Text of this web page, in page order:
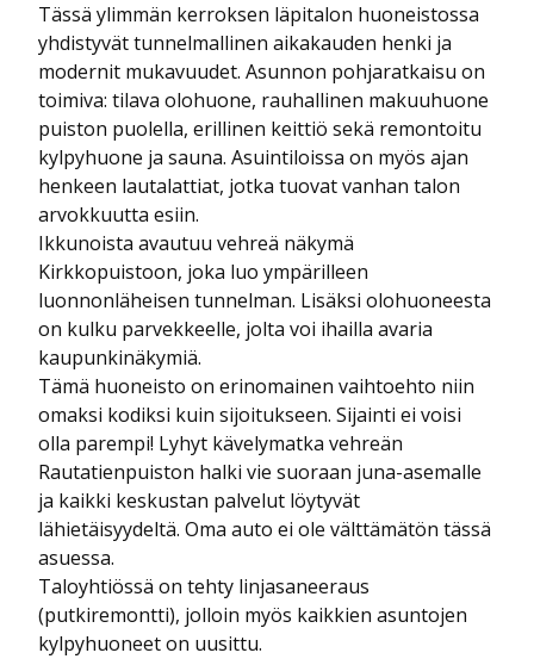
Tässä ylimmän kerroksen läpitalon huoneistossa
yhdistyvät tunnelmallinen aikakauden henki ja
modernit mukavuudet. Asunnon pohjaratkaisu on
toimiva: tilava olohuone, rauhallinen makuuhuone
puiston puolella, erillinen keittiö sekä remontoitu
kylpyhuone ja sauna. Asuintiloissa on myös ajan
henkeen lautalattiat, jotka tuovat vanhan talon
arvokkuutta esiin.
Ikkunoista avautuu vehreä näkymä
Kirkkopuistoon, joka luo ympärilleen
luonnonläheisen tunnelman. Lisäksi olohuoneesta
on kulku parvekkeelle, jolta voi ihailla avaria
kaupunkinäkymiä.
Tämä huoneisto on erinomainen vaihtoehto niin
omaksi kodiksi kuin sijoitukseen. Sijainti ei voisi
olla parempi! Lyhyt kävelymatka vehreän
Rautatienpuiston halki vie suoraan juna-asemalle
ja kaikki keskustan palvelut löytyvät
lähietäisyydeltä. Oma auto ei ole välttämätön tässä
asuessa.
Taloyhtiössä on tehty linjasaneeraus
(putkiremontti), jolloin myös kaikkien asuntojen
kylpyhuoneet on uusittu.